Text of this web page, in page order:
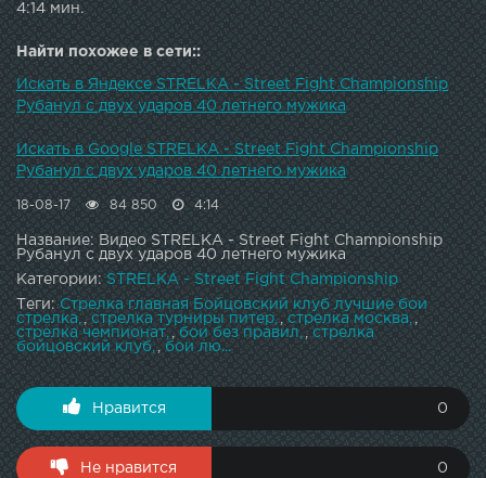
4:14 мин.
Найти похожее в сети::
Искать в Яндексе STRELKA - Street Fight Championship
Рубанул с двух ударов 40 летнего мужика
Искать в Google STRELKA - Street Fight Championship
Рубанул с двух ударов 40 летнего мужика
18-08-17 84 850 4:14
Название: Видео STRELKA - Street Fight Championship
Рубанул с двух ударов 40 летнего мужика
Категории:STRELKA - Street Fight Championship
Теги:Стрелка главная Бойцовский клуб лучшие бои
стрелка , стрелка турниры питер ,стрелка москва ,
стрелка чемпионат ,бои без правил ,стрелка
бойцовский клуб , бои лю...
Нравится 0
Не нравится 0